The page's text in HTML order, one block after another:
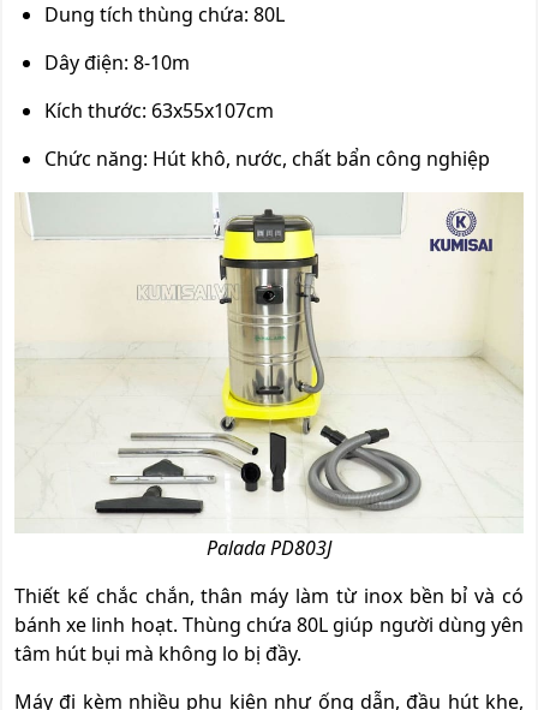
Dung tích thùng chứa: 80L
Dây điện: 8-10m
Kích thước: 63x55x107cm
Chức năng: Hút khô, nước, chất bẩn công nghiệp
Palada PD803J
Thiết kế chắc chắn, thân máy làm từ inox bền bỉ và có
bánh xe linh hoạt. Thùng chứa 80L giúp người dùng yên
tâm hút bụi mà không lo bị đầy.
Máy đi kèm nhiều phụ kiện như ống dẫn, đầu hút khe,